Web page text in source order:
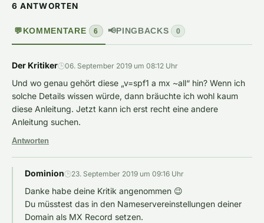
6 ANTWORTEN
💬 KOMMENTARE 6 📢 PINGBACKS 0
Der Kritiker🕒06. September 2019 um 08:12 Uhr
Und wo genau gehört diese „v=spf1 a mx ~all“ hin? Wenn ich
solche Details wissen würde, dann bräuchte ich wohl kaum
diese Anleitung. Jetzt kann ich erst recht eine andere
Anleitung suchen.
Antworten
Dominion🕒23. September 2019 um 09:16 Uhr
Danke habe deine Kritik angenommen 😉
Du müsstest das in den Nameservereinstellungen deiner
Domain als MX Record setzen.